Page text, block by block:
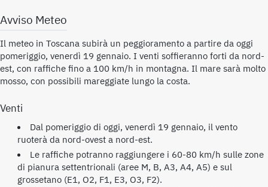
Avviso Meteo
Il meteo in Toscana subirà un peggioramento a partire da oggi
pomeriggio, venerdì 19 gennaio. I venti soffieranno forti da nord-
est, con raffiche fino a 100 km/h in montagna. Il mare sarà molto
mosso, con possibili mareggiate lungo la costa.
Venti
Dal pomeriggio di oggi, venerdì 19 gennaio, il vento
ruoterà da nord-ovest a nord-est.
Le raffiche potranno raggiungere i 60-80 km/h sulle zone
di pianura settentrionali (aree M, B, A3, A4, A5) e sul
grossetano (E1, O2, F1, E3, O3, F2).